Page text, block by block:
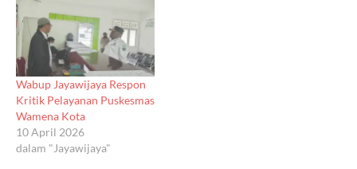
Wabup Jayawijaya Respon
Kritik Pelayanan Puskesmas
Wamena Kota
10 April 2026
dalam "Jayawijaya"